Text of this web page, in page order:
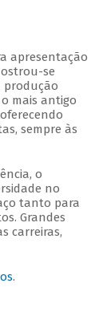
apresentação
se
produção
mais antigo
sempre às
o
no
tanto para
Grandes
carreiras,
.